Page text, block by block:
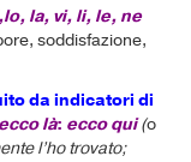
la, vi, li, le, ne
soddisfazione,
da indicatori di
là: ecco qui(o
l’ho trovato;